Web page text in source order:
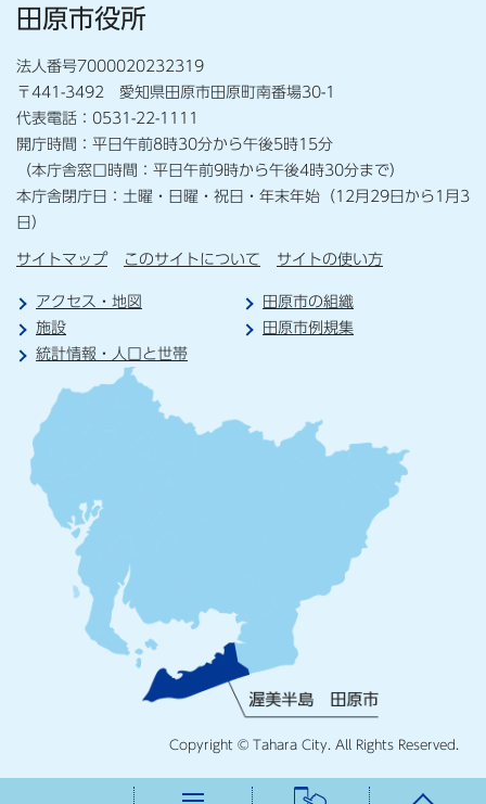
田原市役所
法人番号7000020232319
〒441-3492 愛知県田原市田原町南番場30-1
代表電話：0531-22-1111
開庁時間：平日午前8時30分から午後5時15分
（本庁舎窓口時間：平日午前9時から午後4時30分まで）
本庁舎閉庁日：土曜・日曜・祝日・年末年始（12月29日から1月3
日）
サイトマップ このサイトについて サイトの使い方
アクセス・地図
田原市の組織
施設
田原市例規集
統計情報・人口と世帯
Copyright © Tahara City. All Rights Reserved.